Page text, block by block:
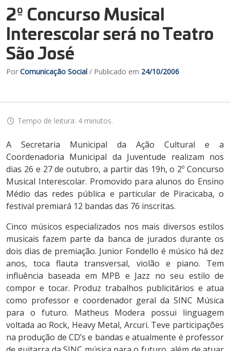
2º Concurso Musical
Interescolar será no Teatro
São José
Por Comunicação Social / Publicado em 24/10/2006
Tempo de leitura: 4 minutos.
A Secretaria Municipal da Ação Cultural e a
Coordenadoria Municipal da Juventude realizam nos
dias 26 e 27 de outubro, a partir das 19h, o 2º Concurso
Musical Interescolar. Promovido para alunos do Ensino
Médio das redes pública e particular de Piracicaba, o
festival premiará 12 bandas das 76 inscritas.
Cinco músicos especializados nos mais diversos estilos
musicais fazem parte da banca de jurados durante os
dois dias de premiação. Junior Fondello é músico há dez
anos, toca flauta transversal, violão e piano. Tem
influência baseada em MPB e Jazz no seu estilo de
compor e tocar. Produz trabalhos publicitários e atua
como professor e coordenador geral da SINC Música
para o futuro. Matheus Modera possui linguagem
voltada ao Rock, Heavy Metal, Arcuri. Teve participações
na produção de CD’s e bandas e atualmente é professor